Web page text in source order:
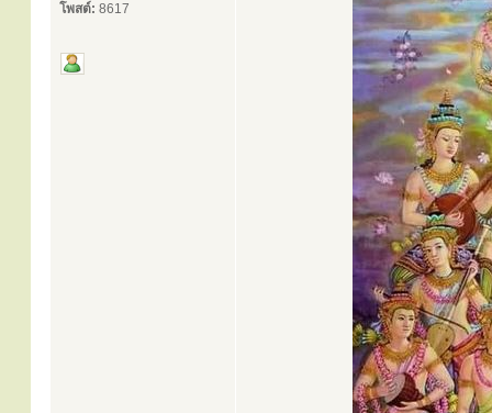
โพสต์: 8617